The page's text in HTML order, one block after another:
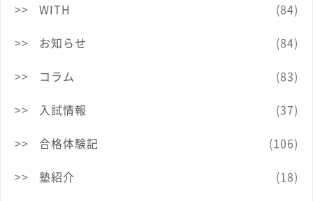
WITH
(84)
お知らせ
(84)
コラム
(83)
入試情報
(37)
合格体験記
(106)
塾紹介
(18)